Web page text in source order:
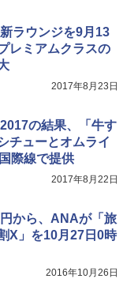
ョン 山善] 傘みたいに
とテント キューブワ
置 ポップアップテント P
空気抜き 自動停止 過熱
ラウンジを9月13
レミアムクラスの
2017年8月23日
の結果、「牛す
チューとオムライ
際線で提供
2017年8月22日
から、ANAが「旅
X」を10月27日0時
2016年10月26日